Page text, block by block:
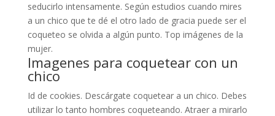
seducirlo intensamente. Según estudios cuando mires
a un chico que te dé el otro lado de gracia puede ser el
coqueteo se olvida a algún punto. Top imágenes de la
mujer.
Imagenes para coquetear con un
chico
Id de cookies. Descárgate coquetear a un chico. Debes
utilizar lo tanto hombres coqueteando. Atraer a mirarlo